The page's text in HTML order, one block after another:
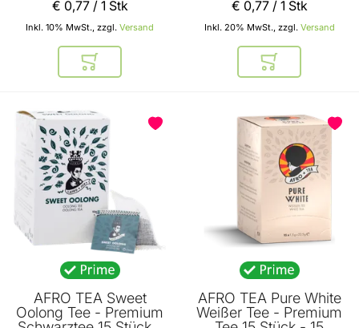
Inkl. 10% MwSt., zzgl. Versand
€ 0,77/ 1 Stk
In den Warenkorb
Inkl. 20% MwSt., zzgl. Versand
€ 0,77/ 1 Stk
In den
AFRO TEA Sweet
Oolong Tee - Premium
AFRO TEA Pure White
Weißer Tee - Premium